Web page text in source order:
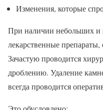
Изменения, которые
При наличии небольших и
лекарственные
Зачастую проводится
дроблению. Удаление
всегда проводится